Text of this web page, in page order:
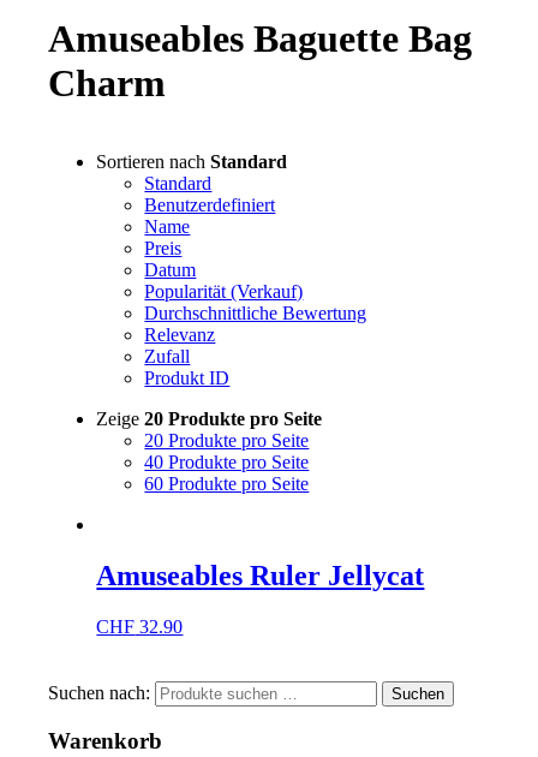
Amuseables Baguette Bag
Charm
Sortieren nachStandard
Standard
Benutzerdefiniert
Name
Preis
Datum
Popularität (Verkauf)
Durchschnittliche Bewertung
Relevanz
Zufall
Produkt ID
Zeige20 Produkte pro Seite
20 Produkte pro Seite
40 Produkte pro Seite
60 Produkte pro Seite
Amuseables Ruler Jellycat
CHF 32.90
Suchen nach: Suchen
Warenkorb